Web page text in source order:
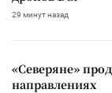
29 минут назад
«Северяне»
направлениях